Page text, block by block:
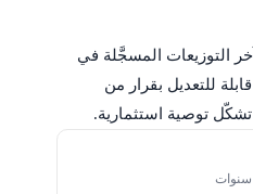
التوزيعات المسجَّلة في
للتعديل بقرار من
توصية استثمارية.